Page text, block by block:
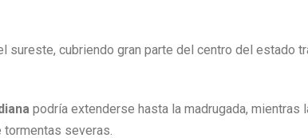
sureste, cubriendo gran parte del centro del estado
podría extenderse hasta la madrugada, mientras
severas.